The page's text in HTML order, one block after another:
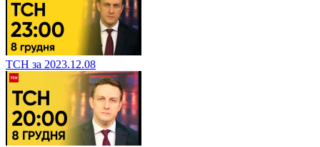
ТСН за 2023.12.08